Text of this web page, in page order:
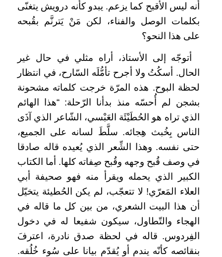
أنه ليس الأقبح كما يزعم. يبدو كأنه درويش يتغنّى
بكلمات الوصل والفناء، لكن مَنْ يَترنَّم بقُبحه
على هذا النحو؟
أتوجّه إلى الأستاذ، أراه مثلي في حال غير
الحال. أسكُتُ ولا أجرح تأمُّلَه السّارح، في انتظار
لحظة البوح. هذه المرّة خرجت كلماته مشحونة
بشجن لم أُحسّه منذ بدأنا الرّحلة: “هذا الهائم
الذي تراه هو الحُطَيْئَة العَبْسي، الشّاعر الذي آذَى
الناس بِخُبث هِجائه. سلَّطَ لسانه على الجميع،
حتى نفسه. وهذا الشِّعر الذي يُعيده قاله صادقا
في وصف قُبح وجهه وقُبح صِفاته كلها. أما الكتاب
الكبير الذي يحمله ويقرأ منه فهو صحيفة أبي
العلاء المَعرّي! لا تتعجّب، لم يكن الحُطيئة يتخيّل
أن هذا البيت الشعري، من بين كل ما قاله في
الهجاء والتّطاول، سيكون شفيعا له في دخول
الفِردوس. قاله في لحظة صدق نادرة، اعترفَ
بنقائصه كأنّه يندم أو يُقدّم بيانا على سُوء خُلُقه.